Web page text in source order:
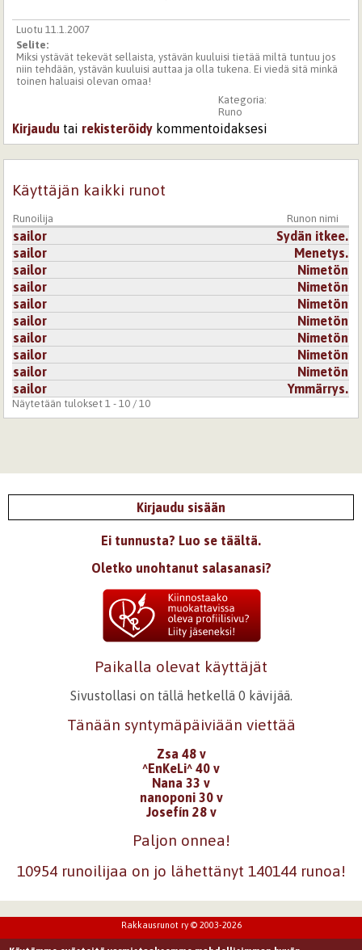
Luotu 11.1.2007
Selite:
Miksi ystävät tekevät sellaista, ystävän kuuluisi tietää miltä tuntuu jos
niin tehdään, ystävän kuuluisi auttaa ja olla tukena. Ei viedä sitä minkä
toinen haluaisi olevan omaa!
Kategoria:
Runo
Kirjaudu tai rekisteröidy kommentoidaksesi
Käyttäjän kaikki runot
Runoilija Runon nimi
sailor
Sydän itkee.
sailor
Menetys.
sailor
Nimetön
sailor
Nimetön
sailor
Nimetön
sailor
Nimetön
sailor
Nimetön
sailor
Nimetön
sailor
Nimetön
sailor
Ymmärrys.
Näytetään tulokset 1 - 10 / 10
Kirjaudu sisään
Ei tunnusta? Luo se täältä.
Oletko unohtanut salasanasi?
Paikalla olevat käyttäjät
Sivustollasi on tällä hetkellä 0 kävijää.
Tänään syntymäpäiviään viettää
Zsa 48 v
^EnKeLi^ 40 v
Nana 33 v
nanoponi 30 v
Josefín 28 v
Paljon onnea!
10954 runoilijaa on jo lähettänyt 140144 runoa!
Rakkausrunot ry © 2003-2026